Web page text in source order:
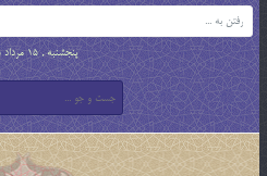
پنجشنبه , 15 مرداد 1405